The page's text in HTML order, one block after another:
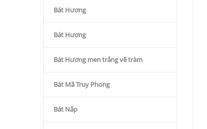
Bát Hương
Bát Hương
Bát Hương men trắng vẽ tràm
Bát Mã Truy Phong
Bát Nắp